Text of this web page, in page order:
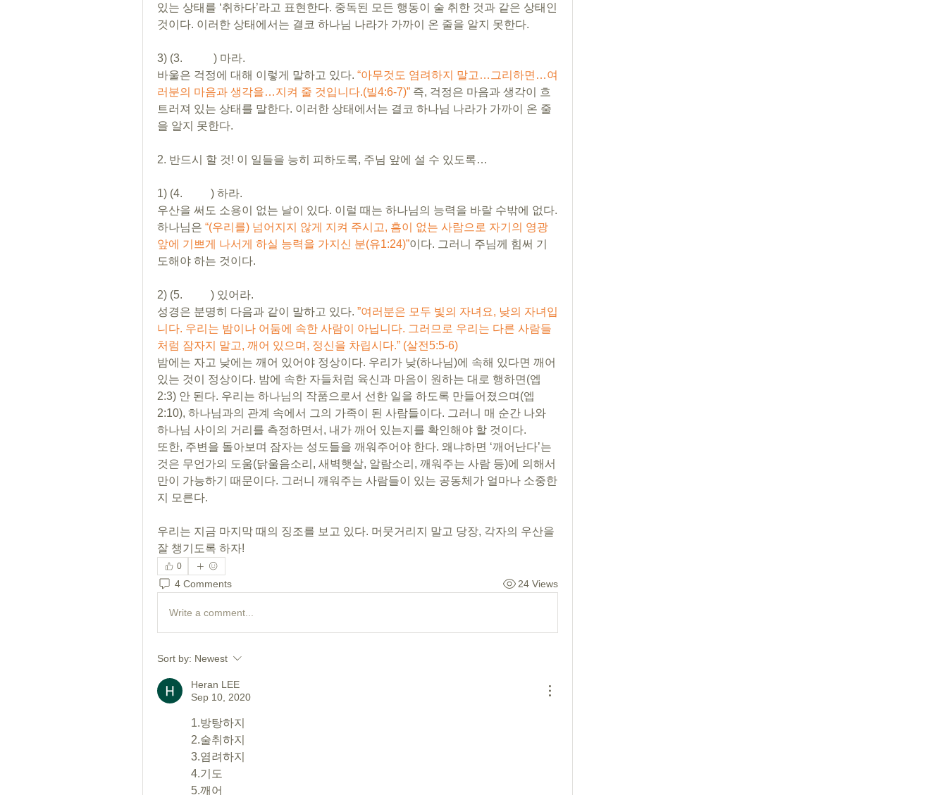
있는 상태를 ‘취하다’라고 표현한다. 중독된 모든 행동이 술 취한 것과 같은 상태인
것이다. 이러한 상태에서는 결코 하나님 나라가 가까이 온 줄을 알지 못한다.
3) (3.           ) 마라.
바울은 걱정에 대해 이렇게 말하고 있다. “아무것도 염려하지 말고…그리하면…여
러분의 마음과 생각을…지켜 줄 것입니다.(빌4:6-7)” 즉, 걱정은 마음과 생각이 흐
트러져 있는 상태를 말한다. 이러한 상태에서는 결코 하나님 나라가 가까이 온 줄
을 알지 못한다.
2. 반드시 할 것! 이 일들을 능히 피하도록, 주님 앞에 설 수 있도록…
1) (4.          ) 하라.
우산을 써도 소용이 없는 날이 있다. 이럴 때는 하나님의 능력을 바랄 수밖에 없다.
하나님은 “(우리를) 넘어지지 않게 지켜 주시고, 흠이 없는 사람으로 자기의 영광
앞에 기쁘게 나서게 하실 능력을 가지신 분(유1:24)”이다. 그러니 주님께 힘써 기
도해야 하는 것이다.
2) (5.          ) 있어라.
성경은 분명히 다음과 같이 말하고 있다. ”여러분은 모두 빛의 자녀요, 낮의 자녀입
니다. 우리는 밤이나 어둠에 속한 사람이 아닙니다. 그러므로 우리는 다른 사람들
처럼 잠자지 말고, 깨어 있으며, 정신을 차립시다.” (살전5:5-6)
밤에는 자고 낮에는 깨어 있어야 정상이다. 우리가 낮(하나님)에 속해 있다면 깨어
있는 것이 정상이다. 밤에 속한 자들처럼 육신과 마음이 원하는 대로 행하면(엡
2:3) 안 된다. 우리는 하나님의 작품으로서 선한 일을 하도록 만들어졌으며(엡
2:10), 하나님과의 관계 속에서 그의 가족이 된 사람들이다. 그러니 매 순간 나와
하나님 사이의 거리를 측정하면서, 내가 깨어 있는지를 확인해야 할 것이다.
또한, 주변을 돌아보며 잠자는 성도들을 깨워주어야 한다. 왜냐하면 ‘깨어난다’는
것은 무언가의 도움(닭울음소리, 새벽햇살, 알람소리, 깨워주는 사람 등)에 의해서
만이 가능하기 때문이다. 그러니 깨워주는 사람들이 있는 공동체가 얼마나 소중한
지 모른다.
우리는 지금 마지막 때의 징조를 보고 있다. 머뭇거리지 말고 당장, 각자의 우산을
잘 챙기도록 하자!
0
4 Comments 24 Views
Write a comment...
Sort by: Newest
Heran LEE
Sep 10, 2020
1.방탕하지
2.술취하지
3.염려하지
4.기도
5.깨어